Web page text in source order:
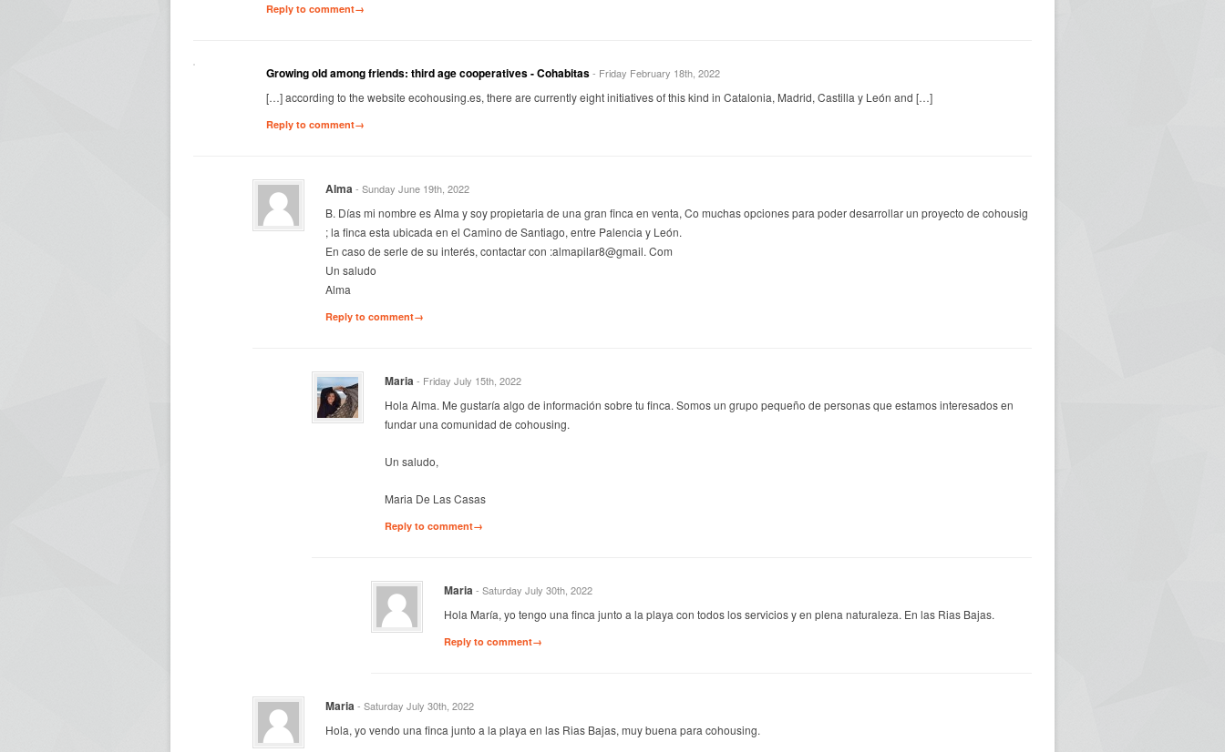
Reply to comment→
Growing old among friends: third age cooperatives - Cohabitas- Friday February 18th, 2022
[…] according to the website ecohousing.es, there are currently eight initiatives of this kind in Catalonia, Madrid, Castilla y León and […]
Reply to comment→
Alma- Sunday June 19th, 2022
B. Días mi nombre es Alma y soy propietaria de una gran finca en venta, Co muchas opciones para poder desarrollar un proyecto de cohousig
; la finca esta ubicada en el Camino de Santiago, entre Palencia y León.
En caso de serle de su interés, contactar con :almapilar8@gmail. Com
Un saludo
Alma
Reply to comment→
Maria- Friday July 15th, 2022
Hola Alma. Me gustaría algo de información sobre tu finca. Somos un grupo pequeño de personas que estamos interesados en
fundar una comunidad de cohousing.
Un saludo,
Maria De Las Casas
Reply to comment→
Maria- Saturday July 30th, 2022
Hola María, yo tengo una finca junto a la playa con todos los servicios y en plena naturaleza. En las Rias Bajas.
Reply to comment→
Maria- Saturday July 30th, 2022
Hola, yo vendo una finca junto a la playa en las Rias Bajas, muy buena para cohousing.